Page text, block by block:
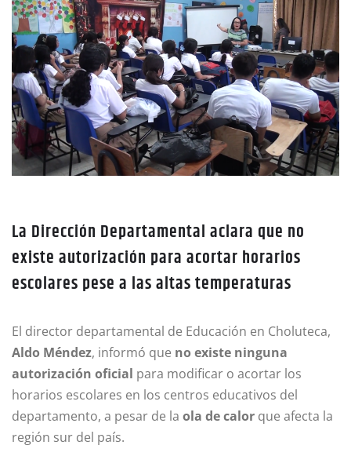
La Dirección Departamental aclara que no
existe autorización para acortar horarios
escolares pese a las altas temperaturas
El director departamental de Educación en Choluteca,
Aldo Méndez, informó que no existe ninguna
autorización oficial para modificar o acortar los
horarios escolares en los centros educativos del
departamento, a pesar de la ola de calor que afecta la
región sur del país.